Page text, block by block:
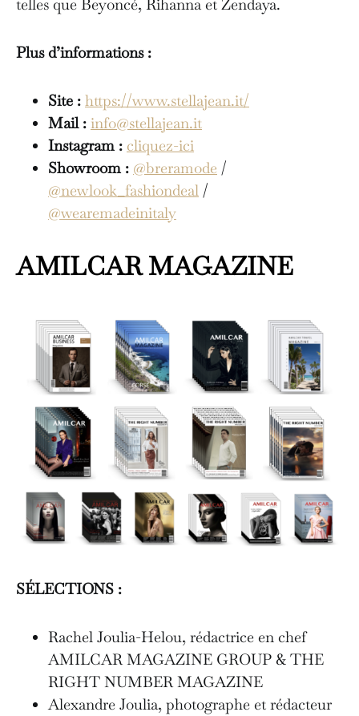
telles que Beyoncé, Rihanna et Zendaya.
Plus d’informations :
Site : https://www.stellajean.it/
Mail : info@stellajean.it
Instagram : cliquez-ici
Showroom : @breramode /
@newlook_fashiondeal /
@wearemadeinitaly
AMILCAR MAGAZINE
SÉLECTIONS :
Rachel Joulia-Helou, rédactrice en chef
AMILCAR MAGAZINE GROUP & THE
RIGHT NUMBER MAGAZINE
Alexandre Joulia, photographe et rédacteur